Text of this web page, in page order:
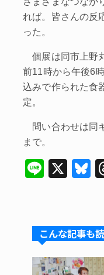
れば。皆さんの反
った。
個展は同市上野
前11時から午後6
込みで作られた食
定。
問い合わせは同
まで。
Li
X
s
k
y
こんな記事も